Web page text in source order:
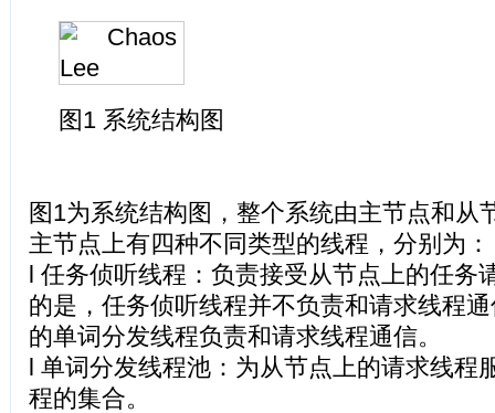
图1 系统结构图
图1为系统结构图，整个系统由主节点和从
主节点上有四种不同类型的线程，分别为：
l 任务侦听线程：负责接受从节点上的任务
的是，任务侦听线程并不负责和请求线程
的单词分发线程负责和请求线程通信。
l 单词分发线程池：为从节点上的请求线程
程的集合。